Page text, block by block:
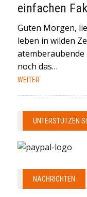
einfachen
Guten Morgen,
leben in wilden
atemberaubende
noch das…
WEITER
UNTERSTÜTZEN
NACHRICHTEN